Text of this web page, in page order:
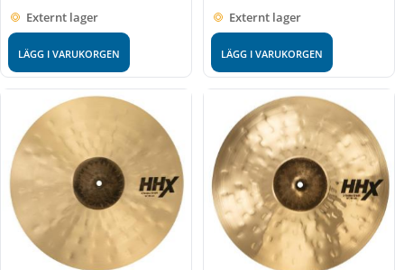
Externt lager
LÄGG I VARUKORGEN
Externt lager
LÄGG I VARUKORGEN